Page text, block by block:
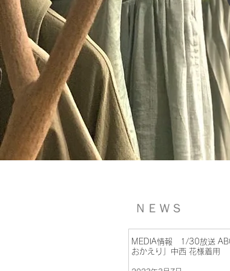
ＮＥＷＳ
MEDIA情報 1/30放送
おかえり」中西 花様着用